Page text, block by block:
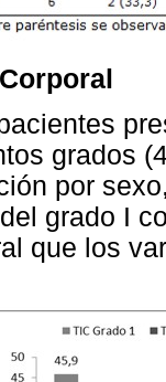
grados
por
grado I
que los